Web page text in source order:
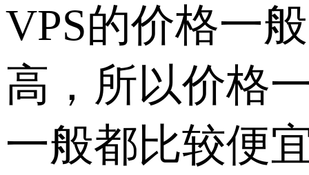
VPS的价格一
高，所以价格
一般都比较便